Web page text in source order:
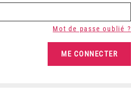
Mot de passe oublié ?